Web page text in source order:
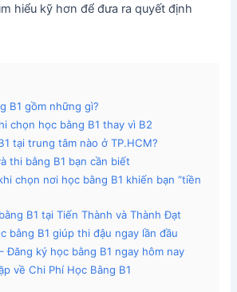
hiểu kỹ hơn để đưa ra quyết định
B1 gồm những gì?
chọn học bằng B1 thay vì B2
tại trung tâm nào ở TP.HCM?
thi bằng B1 bạn cần biết
chọn nơi học bằng B1 khiến bạn “tiền
B1 tại Tiến Thành và Thành Đạt
bằng B1 giúp thi đậu ngay lần đầu
Đăng ký học bằng B1 ngay hôm nay
về Chi Phí Học Bằng B1